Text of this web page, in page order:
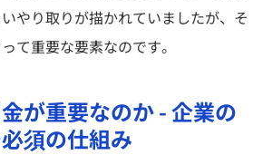
やり取りが描かれていましたが、そ
て重要な要素なのです。
が重要なのか - 企業の
須の仕組み